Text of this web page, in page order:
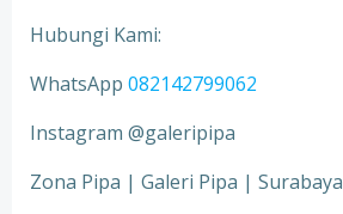
Hubungi Kami:
WhatsApp 082142799062
Instagram @galeripipa
Zona Pipa | Galeri Pipa | Surabaya